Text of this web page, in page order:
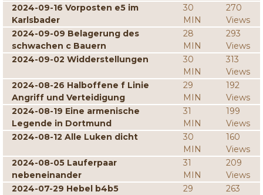
2024-09-16 Vorposten e5 im
Karlsbader
30
MIN
270
Views
2024-09-09 Belagerung des
schwachen c Bauern
28
MIN
293
Views
2024-09-02 Widderstellungen
30
MIN
313
Views
2024-08-26 Halboffene f Linie
Angriff und Verteidigung
29
MIN
192
Views
2024-08-19 Eine armenische
Legende in Dortmund
31
MIN
199
Views
2024-08-12 Alle Luken dicht
30
MIN
160
Views
2024-08-05 Lauferpaar
nebeneinander
31
MIN
209
Views
2024-07-29 Hebel b4b5
29
263